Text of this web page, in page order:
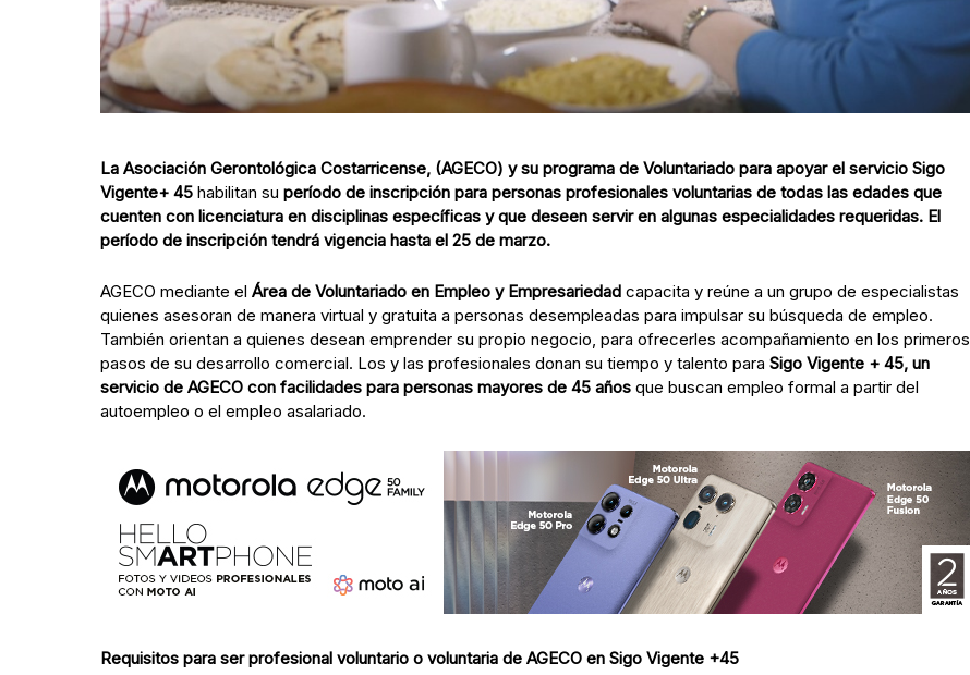
La Asociación Gerontológica Costarricense, (AGECO) y su programa de Voluntariado para apoyar el servicio Sigo
Vigente+ 45 habilitan su período de inscripción para personas profesionales voluntarias de todas las edades que
cuenten con licenciatura en disciplinas específicas y que deseen servir en algunas especialidades requeridas. El
período de inscripción tendrá vigencia hasta el 25 de marzo.
AGECO mediante el Área de Voluntariado en Empleo y Empresariedad capacita y reúne a un grupo de especialistas
quienes asesoran de manera virtual y gratuita a personas desempleadas para impulsar su búsqueda de empleo.
También orientan a quienes desean emprender su propio negocio, para ofrecerles acompañamiento en los primeros
pasos de su desarrollo comercial. Los y las profesionales donan su tiempo y talento para Sigo Vigente + 45, un
servicio de AGECO con facilidades para personas mayores de 45 años que buscan empleo formal a partir del
autoempleo o el empleo asalariado.
Requisitos para ser profesional voluntario o voluntaria de AGECO en Sigo Vigente +45